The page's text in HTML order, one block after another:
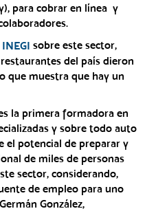
para cobrar en línea y
INEGI sobre este sector,
del país dieron
que muestra que hay un
la primera formadora en
y sobre todo auto
el potencial de preparar y
de miles de personas
sector, considerando,
de empleo para uno
González,